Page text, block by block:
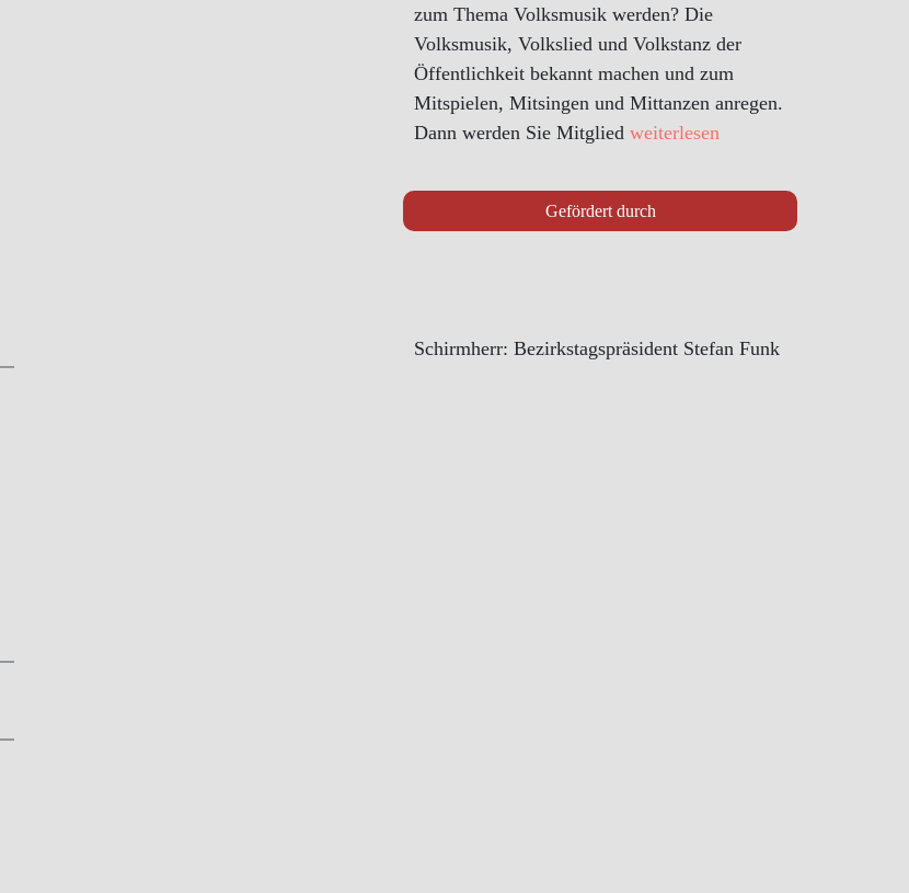
zum Thema Volksmusik werden? Die
Volksmusik, Volkslied und Volkstanz der
Öffentlichkeit bekannt machen und zum
Mitspielen, Mitsingen und Mittanzen anregen.
Dann werden Sie Mitglied weiterlesen
Gefördert durch
Schirmherr: Bezirkstagspräsident Stefan Funk